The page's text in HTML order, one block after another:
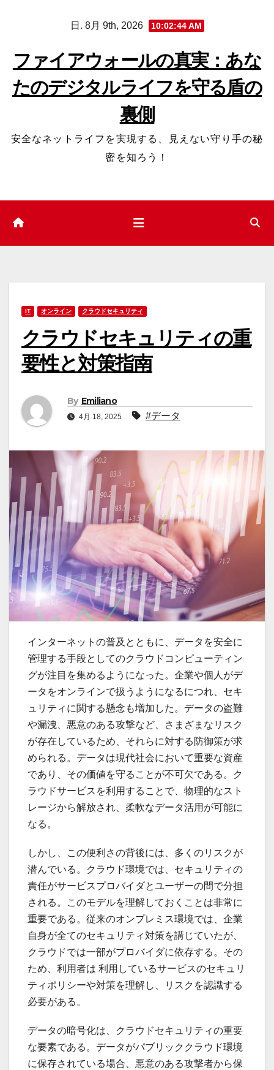
日. 8月 9th, 2026 10:02:45 AM
ファイアウォールの真実：あな
たのデジタルライフを守る盾の
裏側
安全なネットライフを実現する、見えない守り手の秘
密を知ろう！
IT オンライン クラウドセキュリティ
クラウドセキュリティの重
要性と対策指南
By Emiliano
4月 18, 2025 #データ
インターネットの普及とともに、データを安全に
管理する手段としてのクラウドコンピューティン
グが注目を集めるようになった。 企業や個人がデ
ータをオンラインで扱うようになるにつれ、セキ
ュリティに関する懸念も増加した。データの盗難
や漏洩、悪意のある攻撃など、さまざまなリスク
が存在しているため、それらに対する防御策が求
められる。データは現代社会において重要な資産
であり、その価値を守ることが不可欠である。ク
ラウドサービスを利用することで、物理的なスト
レージから解放され、柔軟なデータ活用が可能に
なる。
しかし、この便利さの背後には、多くのリスクが
潜んでいる。クラウド環境では、セキュリティの
責任がサービスプロバイダとユーザーの間で分担
される。このモデルを理解しておくことは非常に
重要である。従来のオンプレミス環境では、企業
自身が全てのセキュリティ対策を講じていたが、
クラウドでは一部がプロバイダに依存する。その
ため、利用者は 利用しているサービスのセキュリ
ティポリシーや対策を理解し、リスクを認識する
必要がある。
データの暗号化は、クラウドセキュリティの重要
な要素である。データがパブリッククラウド環境
に保存されている場合、悪意のある攻撃者から保